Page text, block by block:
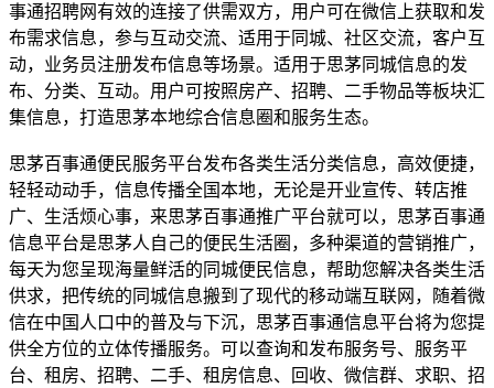
事通招聘网有效的连接了供需双方，用户可在微信上获取和发
布需求信息，参与互动交流、适用于同城、社区交流，客户互
动，业务员注册发布信息等场景。适用于思茅同城信息的发
布、分类、互动。用户可按照房产、招聘、二手物品等板块汇
集信息，打造思茅本地综合信息圈和服务生态。
思茅百事通便民服务平台发布各类生活分类信息，高效便捷，
轻轻动动手，信息传播全国本地，无论是开业宣传、转店推
广、生活烦心事，来思茅百事通推广平台就可以，思茅百事通
信息平台是思茅人自己的便民生活圈，多种渠道的营销推广，
每天为您呈现海量鲜活的同城便民信息，帮助您解决各类生活
供求，把传统的同城信息搬到了现代的移动端互联网，随着微
信在中国人口中的普及与下沉，思茅百事通信息平台将为您提
供全方位的立体传播服务。可以查询和发布服务号、服务平
台、租房、招聘、二手、租房信息、回收、微信群、求职、招